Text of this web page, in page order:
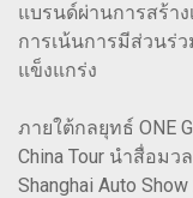
แบรนด์ผ่านการสร้า
การเน้นการมีส่วนร่
แข็งแกร่ง
ภายใต้กลยุทธ์ ONE
China Tour นำสื่อม
Shanghai Auto